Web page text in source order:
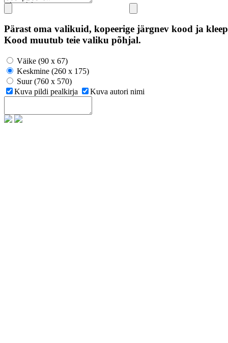
Pärast oma valikuid, kopeerige järgnev kood ja
Kood muutub teie valiku põhjal.
Väike (90 x 67)
Keskmine (260 x 175)
Suur (760 x 570)
Kuva pildi pealkirja
Kuva autori nimi